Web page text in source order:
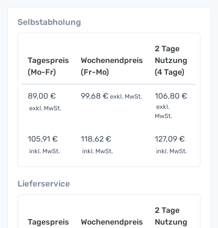
Selbstabholung
Tagespreis
(Mo-Fr)
Wochenendpreis
(Fr-Mo)
2 Tage
Nutzung
(4 Tage)
89,00 €
exkl. MwSt.
99,68 € exkl. MwSt. 106,80 €
exkl.
MwSt.
105,91 €
inkl. MwSt.
118,62 €
inkl. MwSt.
127,09 €
inkl. MwSt.
Lieferservice
Tagespreis
Wochenendpreis
2 Tage
Nutzung